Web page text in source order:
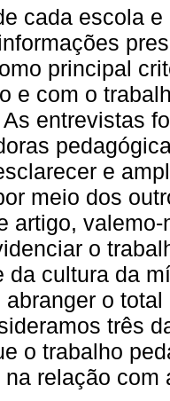
cada escola e
principal
e com o
entrevistas
e
meio dos
artigo,
o
da cultura da
abranger o
três
o trabalho
relação